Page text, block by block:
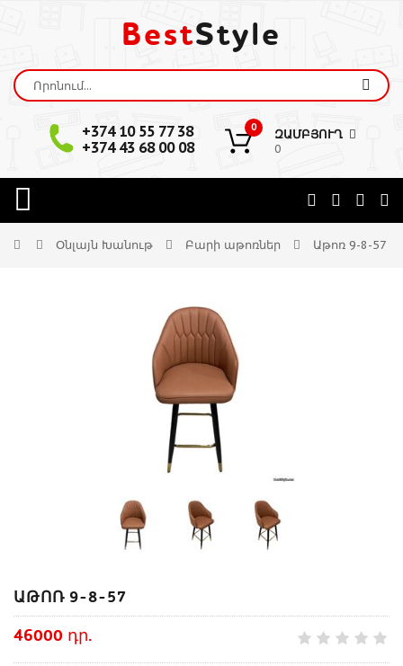
BestStyle
+374 10 55 77 38
+374 43 68 00 08
0 ԶԱՄԲՅՈՒՂ
0
Օնլայն Խանութ Բարի աթոռներ Աթոռ 9-8-57
ԱԹՈՌ 9-8-57
46000 դր.